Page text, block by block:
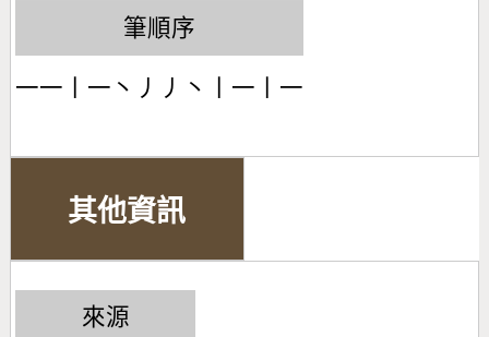
筆順序
一一丨一丶丿丿丶丨一丨一
其他資訊
來源